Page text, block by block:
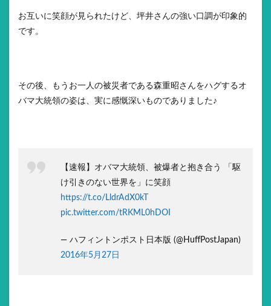
お互いに笑顔が見られたけど、坪井さんの強い口調が印象的
です。
その後、もうお一人の被災者である森重昭さんをハグするオ
バマ大統領の姿は、実に感慨深いものでありました♪
【速報】オバマ大統領、被爆者と抱き合う 「駆
け引きのない世界を」に笑顔
https://t.co/LldrAdX0kT
pic.twitter.com/tRKML0hDOI
— ハフィントンポスト日本版 (@HuffPostJapan)
2016年5月27日